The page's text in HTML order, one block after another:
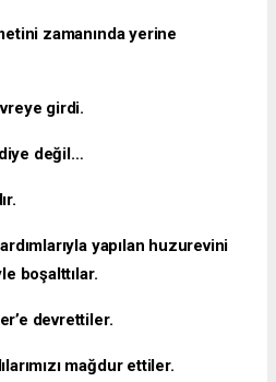
zamanında yerine
girdi.
değil…
yapılan huzurevini
boşalttılar.
devrettiler.
mağdur ettiler.